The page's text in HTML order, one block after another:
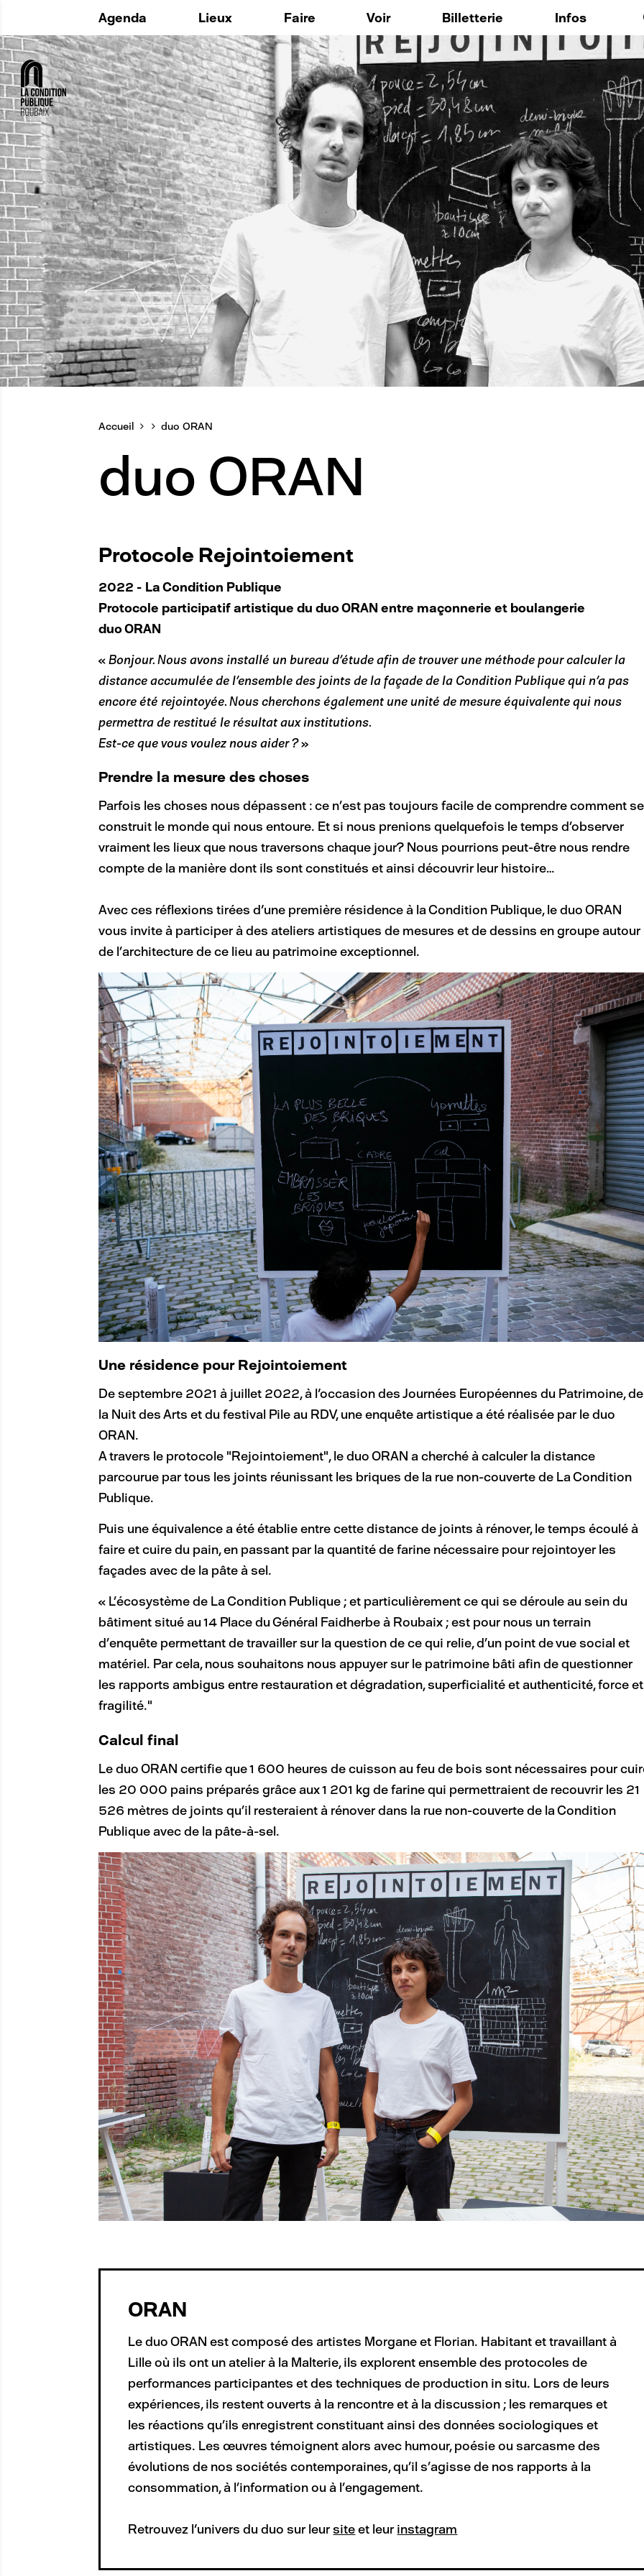
Aller au contenu principal
Agenda Lieux
Histoire
Maintenant
Espaces
Au quotidien
Privatisation
Faire
La Fabrique
Utiliser nos outils
Le Labo148
Structures résidentes
L'Agora : Voix Publique
ADD ON : Accompagnement culturel et créatif personnalisé
Voir
Expositions / Arts Visuels
Musique
Spectacle vivant
Résidences d'artistes
Événements / Temps forts
Billetterie Infos
FAQ
Accueil duo ORAN
duo ORAN
Protocole Rejointoiement
2022 - La Condition Publique
Protocole participatif artistique du duo ORAN entre maçonnerie et boulangerie
duo ORAN
« Bonjour. Nous avons installé un bureau d’étude afin de trouver une méthode pour calculer la
distance accumulée de l’ensemble des joints de la façade de la Condition Publique qui n’a pas
encore été rejointoyée. Nous cherchons également une unité de mesure équivalente qui nous
permettra de restitué le résultat aux institutions.
Est-ce que vous voulez nous aider ?»
Prendre la mesure des choses
Parfois les choses nous dépassent : ce n’est pas toujours facile de comprendre comment se
construit le monde qui nous entoure. Et si nous prenions quelquefois le temps d’observer
vraiment les lieux que nous traversons chaque jour? Nous pourrions peut-être nous rendre
compte de la manière dont ils sont constitués et ainsi découvrir leur histoire…
Avec ces réflexions tirées d'une première résidence à la Condition Publique, le duo ORAN
vous invite à participer à des ateliers artistiques de mesures et de dessins en groupe autour
de l’architecture de ce lieu au patrimoine exceptionnel.
Une résidence pour Rejointoiement
De septembre 2021 à juillet 2022, à l'occasion des Journées Européennes du Patrimoine, de
la Nuit des Arts et du festival Pile au RDV, une enquête artistique a été réalisée par le duo
ORAN.
A travers le protocole "Rejointoiement", le duo ORAN a cherché à calculer la distance
parcourue par tous les joints réunissant les briques de la rue non-couverte de La Condition
Publique.
Puis une équivalence a été établie entre cette distance de joints à rénover, le temps écoulé à
faire et cuire du pain, en passant par la quantité de farine nécessaire pour rejointoyer les
façades avec de la pâte à sel.
« L’écosystème de La Condition Publique ; et particulièrement ce qui se déroule au sein du
bâtiment situé au 14 Place du Général Faidherbe à Roubaix ; est pour nous un terrain
d’enquête permettant de travailler sur la question de ce qui relie, d’un point de vue social et
matériel. Par cela, nous souhaitons nous appuyer sur le patrimoine bâti afin de questionner
les rapports ambigus entre restauration et dégradation, superficialité et authenticité, force et
fragilité."
Calcul final
Le duo ORAN certifie que 1 600 heures de cuisson au feu de bois sont nécessaires pour
les 20 000 pains préparés grâce aux 1 201 kg de farine qui permettraient de recouvrir les 21
526 mètres de joints qu’il resteraient à rénover dans la rue non-couverte de la Condition
Publique avec de la pâte-à-sel.
ORAN
Le duo ORAN est composé des artistes Morgane et Florian. Habitant et travaillant à
Lille où ils ont un atelier à la Malterie, ils explorent ensemble des protocoles de
performances participantes et des techniques de production in situ. Lors de leurs
expériences, ils restent ouverts à la rencontre et à la discussion ; les remarques et
les réactions qu’ils enregistrent constituant ainsi des données sociologiques et
artistiques. Les œuvres témoignent alors avec humour, poésie ou sarcasme des
évolutions de nos sociétés contemporaines, qu’il s’agisse de nos rapports à la
consommation, à l’information ou à l’engagement.
Retrouvez l'univers du duo sur leursite et leur instagram